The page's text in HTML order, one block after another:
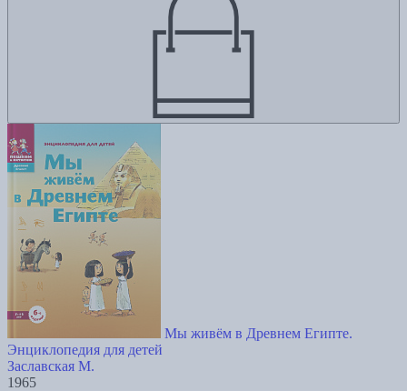
Мы живём в Древнем Египте.
Энциклопедия для детей
Заславская М.
1965